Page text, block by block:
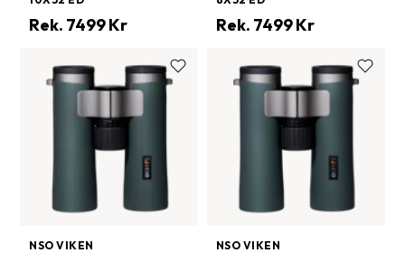
Rek. 7499Kr Rek. 7499Kr
NSO VIKEN
NSO VIKEN